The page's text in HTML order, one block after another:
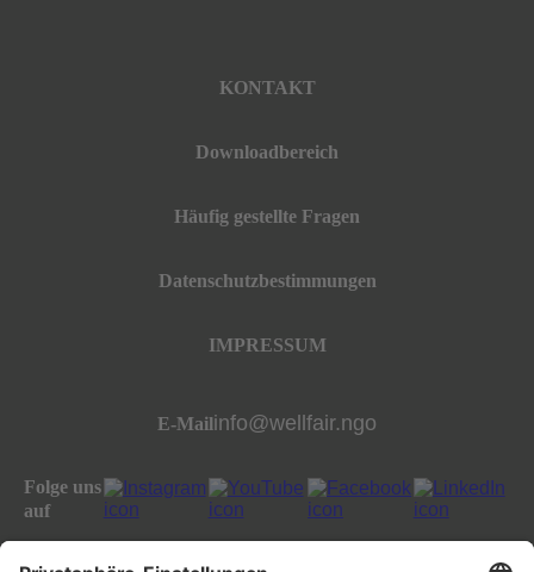
KONTAKT
Downloadbereich
Häufig gestellte Fragen
Datenschutzbestimmungen
IMPRESSUM
E-Mailinfo@wellfair.ngo
Folge uns
auf